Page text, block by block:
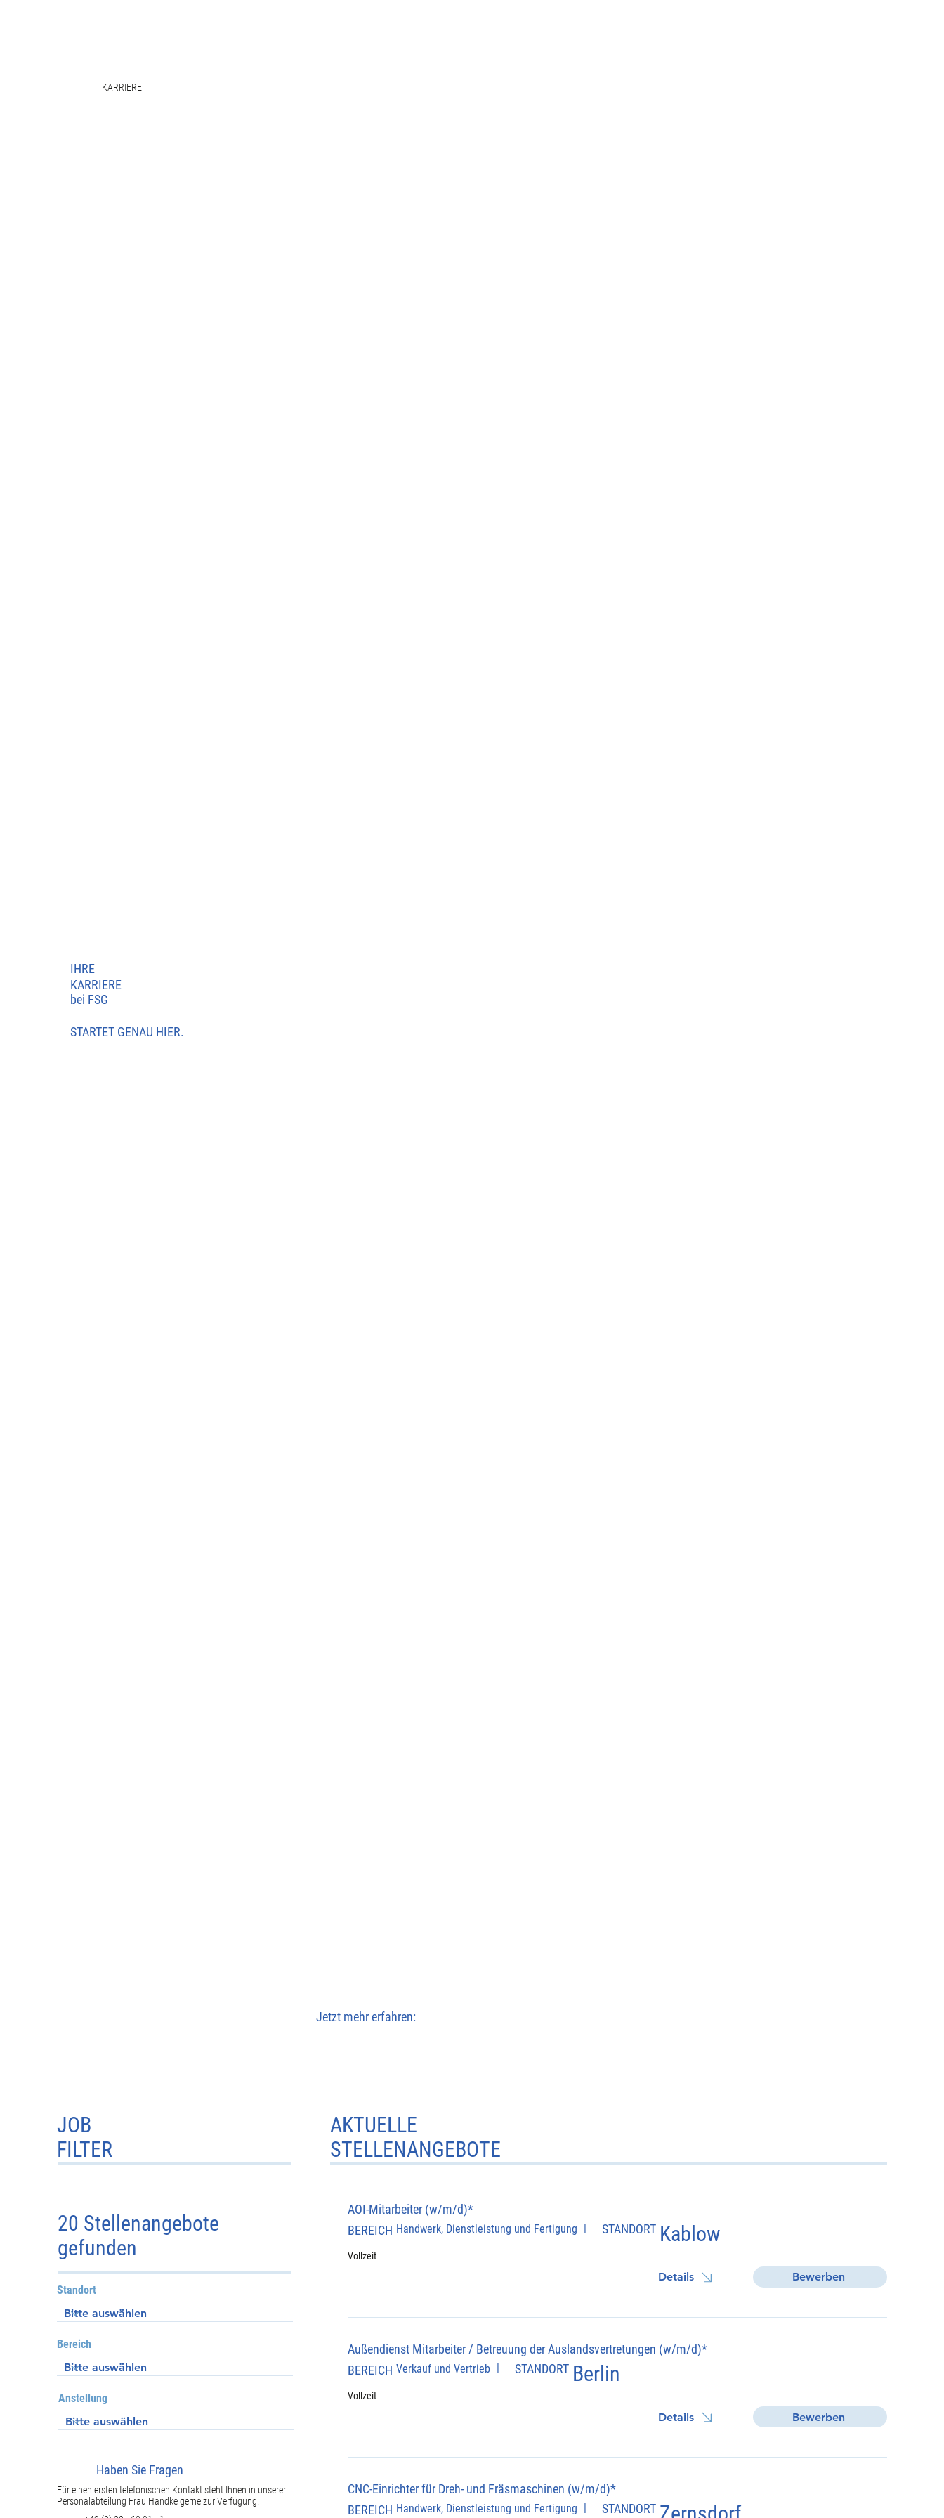
KARRIERE
IHRE
KARRIERE
bei FSG
STARTET GENAU HIER.
Jetzt mehr erfahren:
AOI-Mitarbeiter (w/m/d)*
BEREICH
Kablow
STANDORT
Handwerk, Dienstleistung und Fertigung |
Vollzeit
Details Bewerben
Außendienst Mitarbeiter / Betreuung der Auslandsvertretungen (w/m/d)*
BEREICH
Berlin
STANDORT
Verkauf und Vertrieb |
Vollzeit
Details Bewerben
CNC-Einrichter für Dreh- und Fräsmaschinen (w/m/d)*
BEREICH
STANDORT
Handwerk, Dienstleistung und Fertigung
JOB
FILTER
Standort
Bereich
Anstellung
20 Stellenangebote
gefunden
Für einen ersten telefonischen Kontakt steht Ihnen in unserer
Personalabteilung Frau Handke gerne zur Verfügung.
Haben Sie Fragen
AKTUELLE
STELLENANGEBOTE